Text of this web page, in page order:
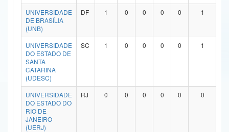
Secretaria de Governo
Gabinete de Segurança Institucional
Advocacia-Geral da União
Banco Central do Brasil
UNIVERSIDADE
DE BRASÍLIA
(UNB)
DF 1 0 0 0 0 1
UNIVERSIDADE
DO ESTADO DE
SANTA
CATARINA
(UDESC)
SC 1 0 0 0 0 1
UNIVERSIDADE
DO ESTADO DO
RIO DE
JANEIRO
(UERJ)
RJ 0 0 0 0 0 0